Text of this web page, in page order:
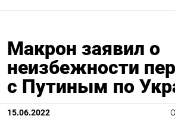
Макрон заявил о
неизбежности
с Путиным по
15.06.2022